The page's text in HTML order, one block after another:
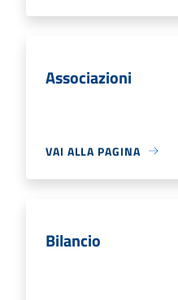
Associazioni
VAI ALLA PAGINA
Bilancio